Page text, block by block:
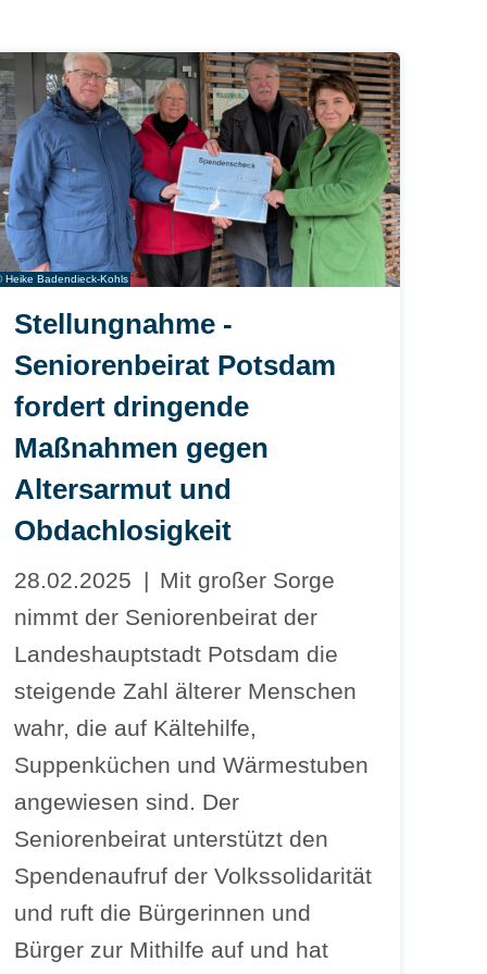
Heike Badendieck-Kohls
Stellungnahme -
Seniorenbeirat Potsdam
fordert dringende
Maßnahmen gegen
Altersarmut und
Obdachlosigkeit
28.02.2025
Mit großer Sorge
nimmt der Seniorenbeirat der
Landeshauptstadt Potsdam die
steigende Zahl älterer Menschen
wahr, die auf Kältehilfe,
Suppenküchen und Wärmestuben
angewiesen sind. Der
Seniorenbeirat unterstützt den
Spendenaufruf der Volkssolidarität
und ruft die Bürgerinnen und
Bürger zur Mithilfe auf und hat